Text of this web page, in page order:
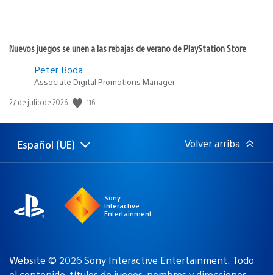
Nuevos juegos se unen a las rebajas de verano de PlayStation Store
Peter Boda
Associate Digital Promotions Manager
Fecha
publicación:
27 de julio de 2026 116
Selecciona
una
Región
actual:
Español (UE) Volver arriba
Sony
Interactive
Entertainment
Website © 2026 Sony Interactive Entertainment. Todo